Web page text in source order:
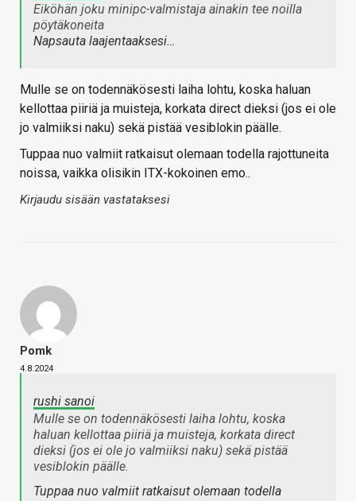
Eiköhän joku minipc-valmistaja ainakin tee noilla
pöytäkoneita
Napsauta laajentaaksesi…
Mulle se on todennäkösesti laiha lohtu, koska haluan
kellottaa piiriä ja muisteja, korkata direct dieksi (jos ei ole
jo valmiiksi naku) sekä pistää vesiblokin päälle.
Tuppaa nuo valmiit ratkaisut olemaan todella rajottuneita
noissa, vaikka olisikin ITX-kokoinen emo..
Kirjaudu sisään vastataksesi
Pomk
4.8.2024
rushi sanoi
Mulle se on todennäkösesti laiha lohtu, koska
haluan kellottaa piiriä ja muisteja, korkata direct
dieksi (jos ei ole jo valmiiksi naku) sekä pistää
vesiblokin päälle.
Tuppaa nuo valmiit ratkaisut olemaan todella